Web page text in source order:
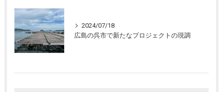
2024/07/18
広島の呉市で新たなプロジェクトの現調